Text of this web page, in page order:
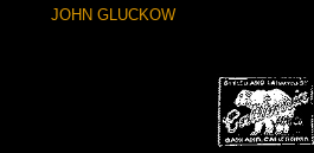
JOHN GLUCKOW